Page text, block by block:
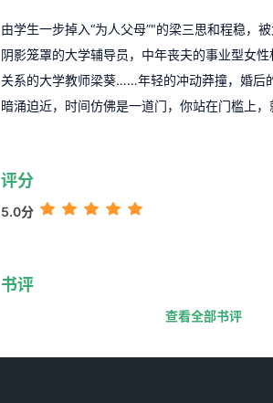
由学生一步掉入“为人父母”"的梁三思和程稳，
阴影笼罩的大学辅导员，中年丧夫的事业型女
关系的大学教师梁葵……年轻的冲动莽撞，婚后
暗涌迫近，时间仿佛是一道门，你站在门槛上
评分
5.0分
书评
查看全部书评